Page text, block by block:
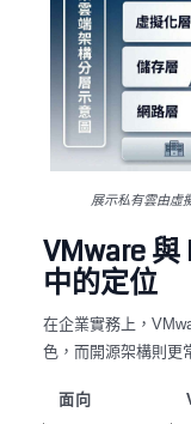
展示私有雲由虛
VMware 與
中的定位
在企業實務上，
色，而開源架構則更
面向